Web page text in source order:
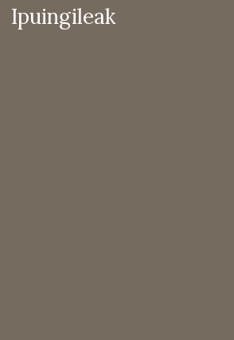
Ipuingileak